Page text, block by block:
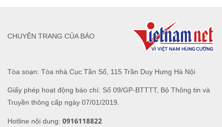
Tòa soạn: Tòa nhà Cục Tần Số, 115 Trần Duy Hưng Hà Nội
Giấy phép hoạt động báo chí: Số 09/GP-BTTTT, Bộ Thông tin và
Truyền thông cấp ngày 07/01/2019.
Hotline nội dung: 0916118822
CHUYÊN TRANG CỦA BÁO